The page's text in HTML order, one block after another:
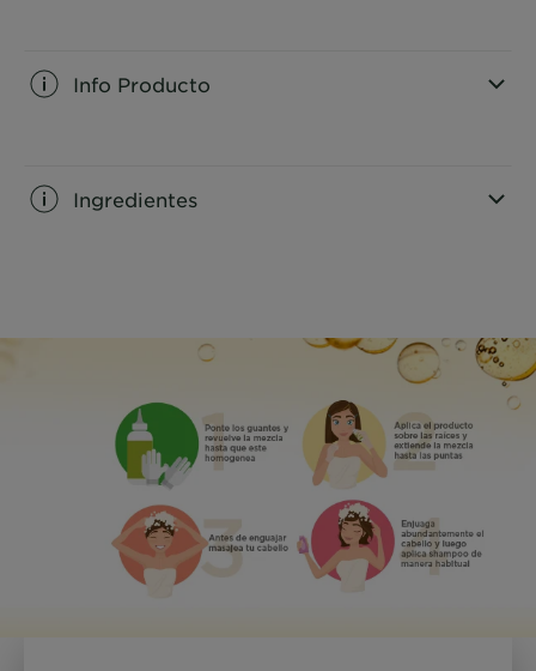
Info Producto
Ingredientes